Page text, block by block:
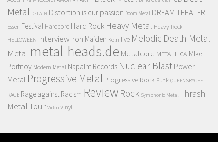
Metal DELAIN Distortion is our passion Doom Metal DREAM THEATER
Essen Festival Hardcore Hard Rock Heavy Metal Heavy Rock
HELLOWEEN Interview Iron Maiden Köln live Melodic Death Metal
Metal metal-heads.de Metalcore METALLICA MIke
Portnoy Modern Metal Napalm Records Nuclear Blast Power
Metal Progressive Metal Progressive Rock Punk QUEENSRYCHE
RAGE Rage against Racism Review Rock Symphonic Metal Thrash
Metal Tour Video Vinyl